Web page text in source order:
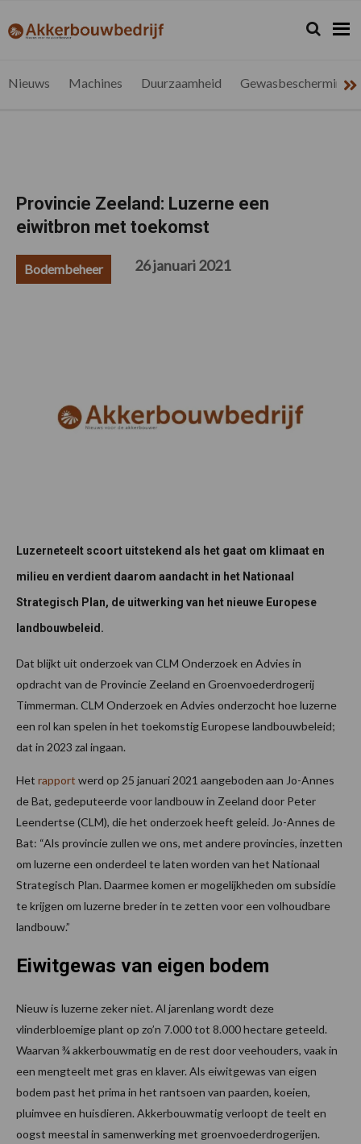
de
de
de
de
akkerbouwbedrijf.be
Nieuws
Zoeken...
Zoek
Nieuws Machines Duurzaamheid Gewasbescherming
Provincie Zeeland: Luzerne een
eiwitbron met toekomst
Bodembeheer 26 januari 2021
Luzerneteelt scoort uitstekend als het gaat om klimaat en
milieu en verdient daarom aandacht in het Nationaal
Strategisch Plan, de uitwerking van het nieuwe Europese
landbouwbeleid.
Dat blijkt uit onderzoek van CLM Onderzoek en Advies in
opdracht van de Provincie Zeeland en Groenvoederdrogerij
Timmerman. CLM Onderzoek en Advies onderzocht hoe luzerne
een rol kan spelen in het toekomstig Europese landbouwbeleid;
dat in 2023 zal ingaan.
Het rapport werd op 25 januari 2021 aangeboden aan Jo-Annes
de Bat, gedeputeerde voor landbouw in Zeeland door Peter
Leendertse (CLM), die het onderzoek heeft geleid. Jo-Annes de
Bat: “Als provincie zullen we ons, met andere provincies, inzetten
om luzerne een onderdeel te laten worden van het Nationaal
Strategisch Plan. Daarmee komen er mogelijkheden om subsidie
te krijgen om luzerne breder in te zetten voor een volhoudbare
landbouw.”
Eiwitgewas van eigen bodem
Nieuw is luzerne zeker niet. Al jarenlang wordt deze
vlinderbloemige plant op zo’n 7.000 tot 8.000 hectare geteeld.
Waarvan ¾ akkerbouwmatig en de rest door veehouders, vaak in
een mengteelt met gras en klaver. Als eiwitgewas van eigen
bodem past het prima in het rantsoen van paarden, koeien,
pluimvee en huisdieren. Akkerbouwmatig verloopt de teelt en
oogst meestal in samenwerking met groenvoederdrogerijen.